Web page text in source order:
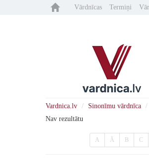
Vārdnīcas Termiņi
Vardnica.lv
Sinonīmu vārdnīca
Nav rezultātu
A Ā B C